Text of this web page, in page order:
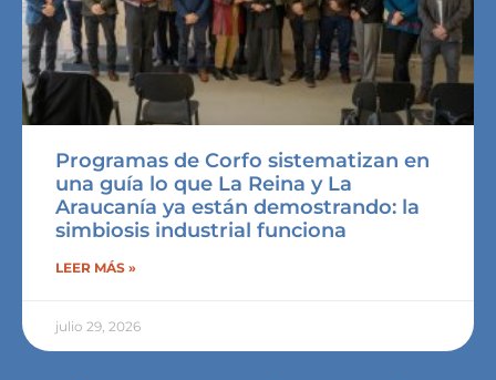
Programas de Corfo sistematizan en
una guía lo que La Reina y La
Araucanía ya están demostrando: la
simbiosis industrial funciona
LEER MÁS »
julio 29, 2026